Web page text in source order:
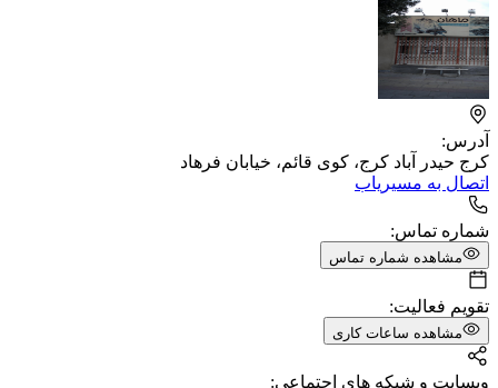
آدرس:
کرج حیدر آباد کرج، کوی قائم، خیابان فرهاد
اتصال به مسیریاب
شماره تماس:
مشاهده شماره تماس
تقویم فعالیت:
مشاهده ساعات کاری
وبسایت و شبکه های اجتماعی: